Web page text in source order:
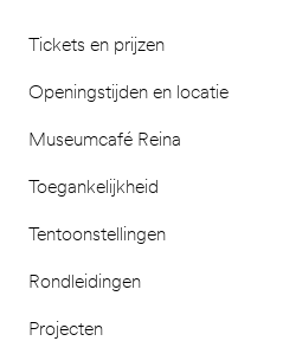
Tickets en prijzen
Openingstijden en locatie
Museumcafé Reina
Toegankelijkheid
Tentoonstellingen
Rondleidingen
Projecten